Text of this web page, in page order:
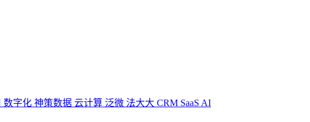
数字化 神策数据 云计算 泛微 法大大 CRM SaaS AI